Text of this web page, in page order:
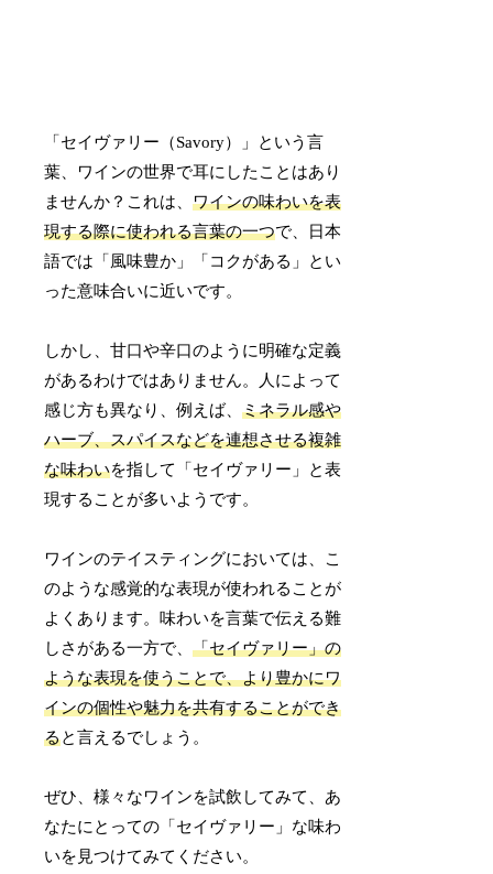
「セイヴァリー（Savory）」という言
葉、ワインの世界で耳にしたことはあり
ませんか？これは、ワインの味わいを表
現する際に使われる言葉の一つで、日本
語では「風味豊か」「コクがある」とい
った意味合いに近いです。
しかし、甘口や辛口のように明確な定義
があるわけではありません。人によって
感じ方も異なり、例えば、ミネラル感や
ハーブ、スパイスなどを連想させる複雑
な味わいを指して「セイヴァリー」と表
現することが多いようです。
ワインのテイスティングにおいては、こ
のような感覚的な表現が使われることが
よくあります。味わいを言葉で伝える難
しさがある一方で、「セイヴァリー」の
ような表現を使うことで、より豊かにワ
インの個性や魅力を共有することができ
ると言えるでしょう。
ぜひ、様々なワインを試飲してみて、あ
なたにとっての「セイヴァリー」な味わ
いを見つけてみてください。